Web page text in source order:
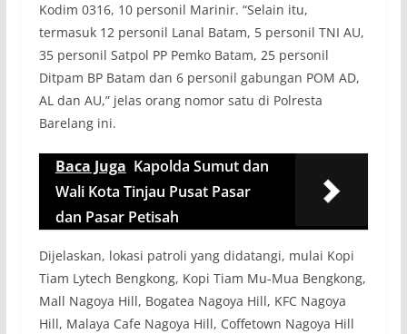
Kodim 0316, 10 personil Marinir. “Selain itu,
termasuk 12 personil Lanal Batam, 5 personil TNI AU,
35 personil Satpol PP Pemko Batam, 25 personil
Ditpam BP Batam dan 6 personil gabungan POM AD,
AL dan AU,” jelas orang nomor satu di Polresta
Barelang ini.
Baca Juga Kapolda Sumut dan
Wali Kota Tinjau Pusat Pasar
dan Pasar Petisah
Dijelaskan, lokasi patroli yang didatangi, mulai Kopi
Tiam Lytech Bengkong, Kopi Tiam Mu-Mua Bengkong,
Mall Nagoya Hill, Bogatea Nagoya Hill, KFC Nagoya
Hill, Malaya Cafe Nagoya Hill, Coffetown Nagoya Hill